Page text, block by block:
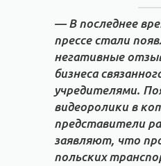
— В последнее
прессе стали
негативные
бизнеса
учредителями.
видеоролики в
представители
заявляют, что
польских